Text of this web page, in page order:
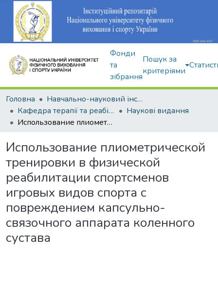
Фонди
та
зібрання
Пошук за
критеріями
Головна
Навчально-науковий інститут здоров'я, реабілітації та фізичного виховання
Кафедра терапії та реабілітації
Наукові видання
Использование плиометрической тренировки в физической реабилитации спортсменов игровых видов спорта с повреждением капсульно-связочного аппарата коленного сустава
Использование плиометрической
тренировки в физической
реабилитации спортсменов
игровых видов спорта с
повреждением капсульно-
связочного аппарата коленного
сустава